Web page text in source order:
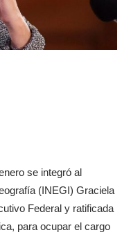
se integró al
(INEGI) Graciela
Federal y ratificada
para ocupar el cargo